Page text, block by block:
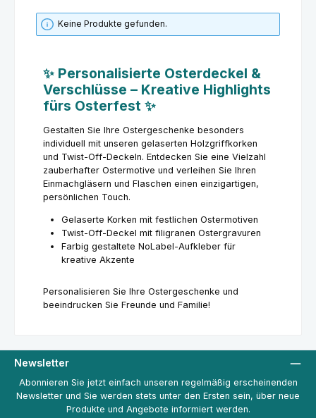
Keine Produkte gefunden.
✨ Personalisierte Osterdeckel &
Verschlüsse – Kreative Highlights
fürs Osterfest ✨
Gestalten Sie Ihre Ostergeschenke besonders
individuell mit unseren gelaserten Holzgriffkorken
und Twist-Off-Deckeln. Entdecken Sie eine Vielzahl
zauberhafter Ostermotive und verleihen Sie Ihren
Einmachgläsern und Flaschen einen einzigartigen,
persönlichen Touch.
Gelaserte Korken mit festlichen Ostermotiven
Twist-Off-Deckel mit filigranen Ostergravuren
Farbig gestaltete NoLabel-Aufkleber für
kreative Akzente
Personalisieren Sie Ihre Ostergeschenke und
beeindrucken Sie Freunde und Familie!
Newsletter
Abonnieren Sie jetzt einfach unseren regelmäßig erscheinenden
Newsletter und Sie werden stets unter den Ersten sein, über neue
Produkte und Angebote informiert werden.